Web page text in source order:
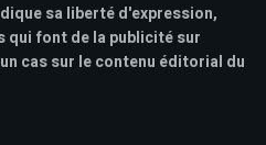
sa liberté d'expression,
qui font de la publicité sur
cas sur le contenu éditorial du